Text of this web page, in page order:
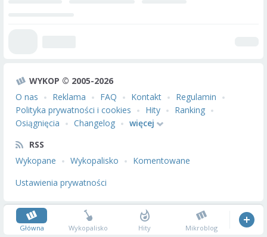
WYKOP © 2005-2026
O nas
Reklama FAQ Kontakt
Regulamin
Polityka prywatności i cookies
Hity
Ranking
Osiągnięcia
Changelog
więcej
RSS
Wykopane
Wykopalisko
Komentowane
Ustawienia prywatności
Główna Wykopalisko Hity Mikroblog